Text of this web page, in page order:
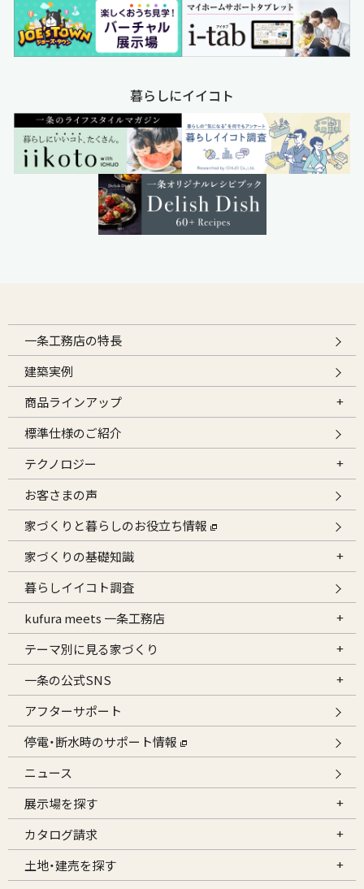
暮らしにイイコト
一条工務店の特長
建築実例
商品ラインアップ
標準仕様のご紹介
テクノロジー
お客さまの声
家づくりと暮らしのお役立ち情報
家づくりの基礎知識
暮らしイイコト調査
kufura meets 一条工務店
テーマ別に見る家づくり
一条の公式SNS
アフターサポート
停電・断水時のサポート情報
ニュース
展示場を探す
カタログ請求
土地・建売を探す